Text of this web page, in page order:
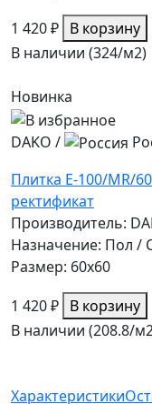
1 420 ₽ В корзину
В наличии (324/м2)
Новинка
DAKO /
Плитка E-100/MR/
ректификат
Производитель:
Назначение: Пол /
Размер: 60x60
1 420 ₽ В корзину
В наличии (208.8/
Характеристики